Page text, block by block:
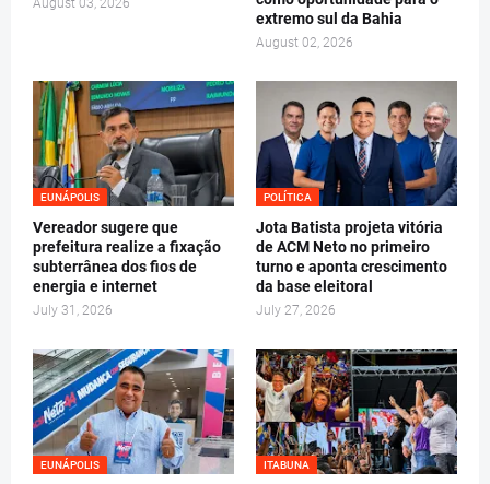
August 03, 2026
extremo sul da Bahia
August 02, 2026
EUNÁPOLIS
Vereador sugere que
prefeitura realize a fixação
subterrânea dos fios de
energia e internet
July 31, 2026
POLÍTICA
Jota Batista projeta vitória
de ACM Neto no primeiro
turno e aponta crescimento
da base eleitoral
July 27, 2026
EUNÁPOLIS ITABUNA